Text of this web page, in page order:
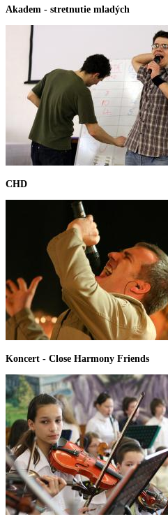
Akadem - stretnutie mladých
CHD
Koncert - Close Harmony Friends